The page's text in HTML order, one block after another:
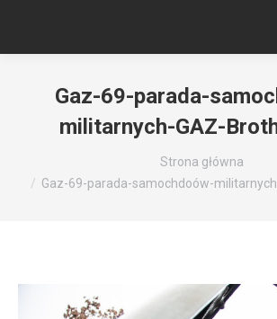
Gaz-69-parada-
militarnych-GAZ-
Strona główna
Gaz-69-parada-samochdoów-